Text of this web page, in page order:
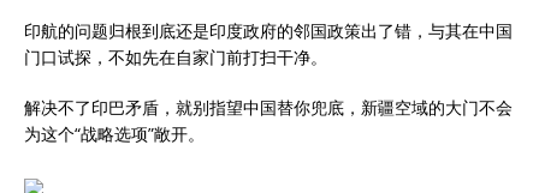
印航的问题归根到底还是印度政府的邻国政策出了错，与其在中国
门口试探，不如先在自家门前打扫干净。
解决不了印巴矛盾，就别指望中国替你兜底，新疆空域的大门不会
为这个“战略选项”敞开。